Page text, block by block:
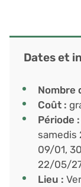
Dates et
Nombre
Coût :
Période :
samedis
09/01,
22/05/
Lieu :